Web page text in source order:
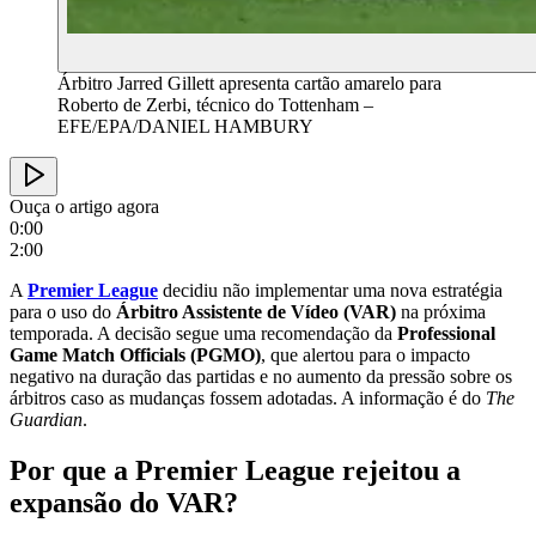
Árbitro Jarred Gillett apresenta cartão amarelo para
Roberto de Zerbi, técnico do Tottenham –
EFE/EPA/DANIEL HAMBURY
Ouça o artigo agora
0:00
2:00
A Premier League decidiu não implementar uma nova estratégia
para o uso do Árbitro Assistente de Vídeo (VAR) na próxima
temporada. A decisão segue uma recomendação da Professional
Game Match Officials (PGMO), que alertou para o impacto
negativo na duração das partidas e no aumento da pressão sobre os
árbitros caso as mudanças fossem adotadas. A informação é do The
Guardian.
Por que a Premier League rejeitou a
expansão do VAR?